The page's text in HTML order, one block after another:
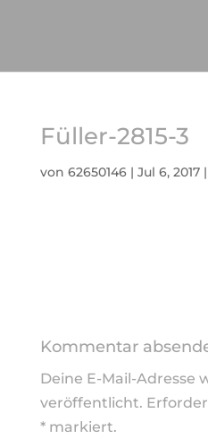
Füller-2815-3
von 62650146| Jul 6, 2017|
Kommentar
Deine E-Mail-Adresse
veröffentlicht.
*markiert.